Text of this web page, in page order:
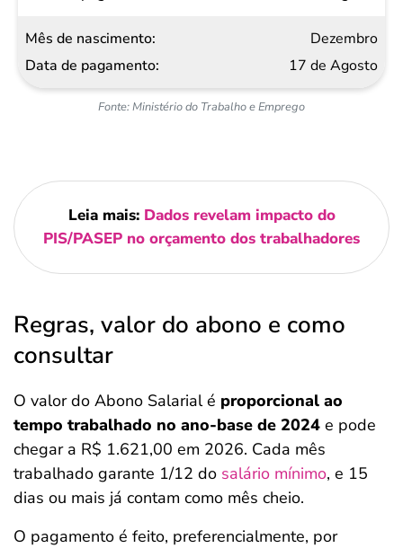
Fonte: Ministério do Trabalho e Emprego
Dezembro
17 de Agosto
Leia mais: Dados revelam impacto do
PIS/PASEP no orçamento dos trabalhadores
Regras, valor do abono e como
consultar
O valor do Abono Salarial é proporcional ao
tempo trabalhado no ano-base de 2024 e pode
chegar a R$ 1.621,00 em 2026. Cada mês
trabalhado garante 1/12 do salário mínimo, e 15
dias ou mais já contam como mês cheio.
O pagamento é feito, preferencialmente, por